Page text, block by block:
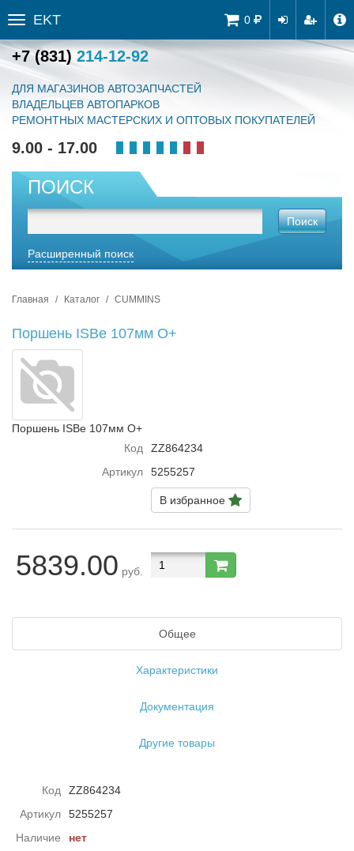
0
Toggle
sidebar
EKT
+7 (831) 214-12-92
ДЛЯ МАГАЗИНОВ АВТОЗАПЧАСТЕЙ
ВЛАДЕЛЬЦЕВ АВТОПАРКОВ
РЕМОНТНЫХ МАСТЕРСКИХ И ОПТОВЫХ ПОКУПАТЕЛЕЙ
9.00 - 17.00
ПОИСК
Поиск
Расширенный поиск
Главная Каталог CUMMINS
Поршень ISBe 107мм O+
Поршень ISBe 107мм O+
Код
ZZ864234
Артикул
5255257
В избранное
5839.00 руб.
Общее
Характеристики
Документация
Другие товары
Код
ZZ864234
Артикул
5255257
Наличие
нет